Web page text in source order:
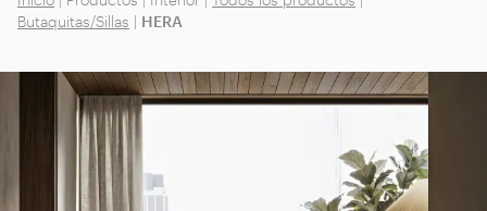
Butaquitas/Sillas | HERA